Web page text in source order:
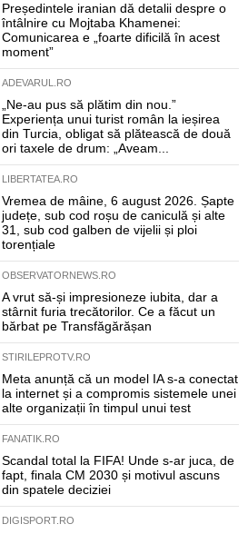
Președintele iranian dă detalii despre o
întâlnire cu Mojtaba Khamenei:
Comunicarea e „foarte dificilă în acest
moment”
ADEVARUL.RO
„Ne-au pus să plătim din nou.”
Experiența unui turist român la ieșirea
din Turcia, obligat să plătească de două
ori taxele de drum: „Aveam...
LIBERTATEA.RO
Vremea de mâine, 6 august 2026. Șapte
județe, sub cod roșu de caniculă și alte
31, sub cod galben de vijelii și ploi
torențiale
OBSERVATORNEWS.RO
A vrut să-și impresioneze iubita, dar a
stârnit furia trecătorilor. Ce a făcut un
bărbat pe Transfăgărășan
STIRILEPROTV.RO
Meta anunță că un model IA s-a conectat
la internet și a compromis sistemele unei
alte organizații în timpul unui test
FANATIK.RO
Scandal total la FIFA! Unde s-ar juca, de
fapt, finala CM 2030 și motivul ascuns
din spatele deciziei
DIGISPORT.RO